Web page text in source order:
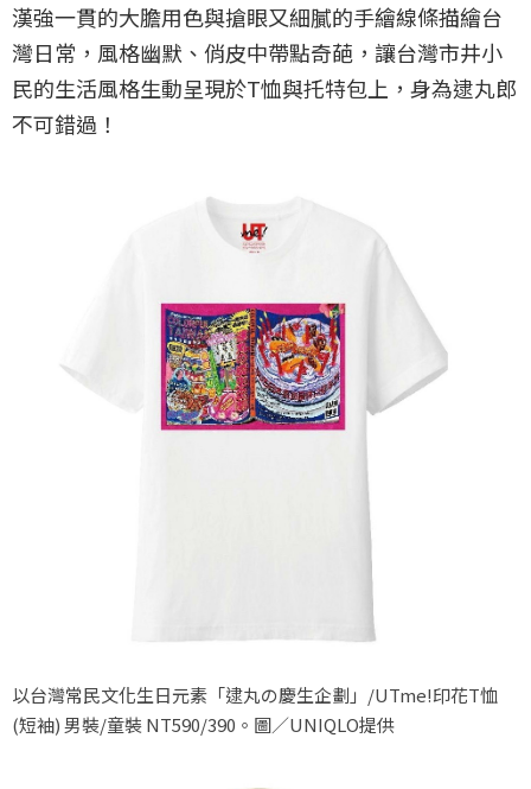
漢強一貫的大膽用色與搶眼又細膩的手繪線條描繪台
灣日常，風格幽默、俏皮中帶點奇葩，讓台灣市井小
民的生活風格生動呈現於T恤與托特包上，身為逮丸郎
不可錯過！
以台灣常民文化生日元素「逮丸の慶生企劃」/UTme!印花T恤
(短袖) 男裝/童裝 NT590/390。圖／UNIQLO提供